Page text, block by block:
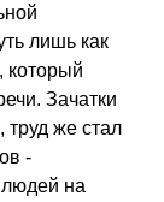
лишь как
который
Зачатки
труд же стал
-
людей на